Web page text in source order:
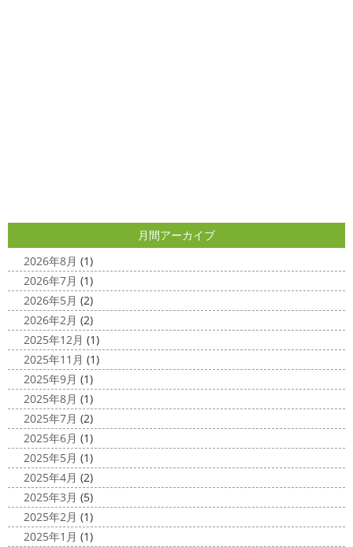
2025/04/24
美容院
＊横浜・藤沢・寒川・小田
みなさんこんにちは(#^.^#)
4月下旬に
なりどんどん暖かくなってきましたね
先日は娘の美容院
に行ってきました
腰まで頑張って伸ばした髪の毛をバッ
サリ切りたいとの事だったで数年ぶりの美容院に
30セン
チほど切る ...
は真冬の寒さとなりましたがいかがお過ごしですか？
先
日は都内の夜桜を観に行きました
例年よりも大分寒いお
花見になりましたがとても綺麗でした(*^_^*)
帰りは人気
のハン ...
すぎる
コロナがまた蔓延していますが、体調管理に気を
さてさて、先日のサーフレッスン
ちょっとご無沙 ...
2020/11/30
Bali
＊湘南の外壁塗装専門店＊
こんにちは!! 今日はバリショットを少しだ
け
南国 ウルワツ
海パンで海に入
れるって最高ですね
だまだ普通にバリに行く事は難しいですが、早く自由に海
外に行けるようになりますように…
2020/11/26
海散歩
＊湘南の外壁塗装専門店＊
こんにちわ☼ 最近はグッと気温が下がり
寒くなりましたね
気づけば今年も後一
か月ちょっと(´ﾟдﾟ｀) 早い早い
ロナが危険な感じになってきたので、海にはたくさんの人
が来てました！！ でも、海なら ...
月間アーカイブ
2026年8月 (1)
2026年7月 (1)
2026年5月 (2)
2026年2月 (2)
2025年12月 (1)
2025年11月 (1)
2025年9月 (1)
2025年8月 (1)
2025年7月 (2)
2025年6月 (1)
2025年5月 (1)
2025年4月 (2)
2025年3月 (5)
2025年2月 (1)
2025年1月 (1)